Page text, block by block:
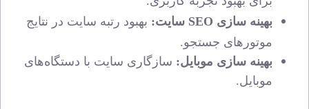
بهینه‌ سازی SEO سایت:
بهبود رتبه سایت در نتایج
موتورهای جستجو.
بهینه‌ سازی موبایل: سازگاری سایت با دستگاه‌های
موبایل.